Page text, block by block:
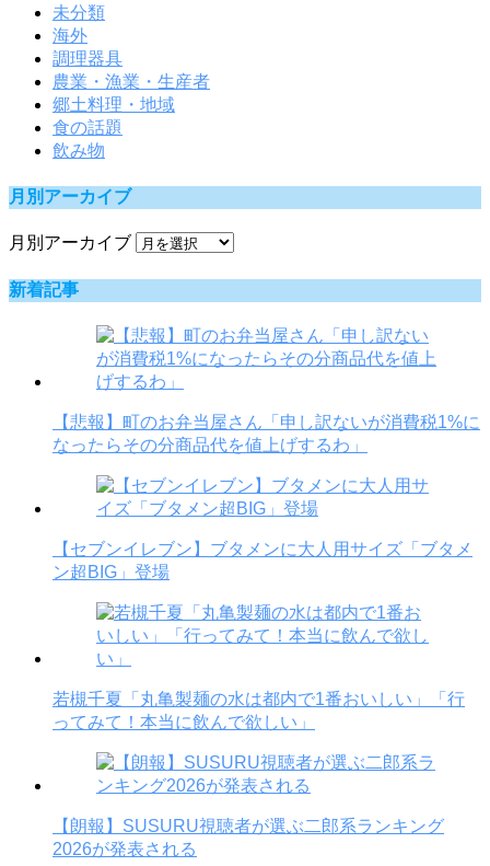
未分類
海外
調理器具
農業・漁業・生産者
郷土料理・地域
食の話題
飲み物
月別アーカイブ
月別アーカイブ
新着記事
【悲報】町のお弁当屋さん「申し訳ないが消費税1%に
なったらその分商品代を値上げするわ」
【セブンイレブン】ブタメンに大人用サイズ「ブタメ
ン超BIG」登場
若槻千夏「丸亀製麺の水は都内で1番おいしい」「行
ってみて！本当に飲んで欲しい」
【朗報】SUSURU視聴者が選ぶ二郎系ランキング
2026が発表される